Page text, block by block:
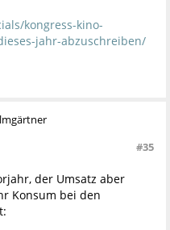
kongress-kino-
jahr-abzuschreiben/
#35
der Umsatz aber
Konsum bei den